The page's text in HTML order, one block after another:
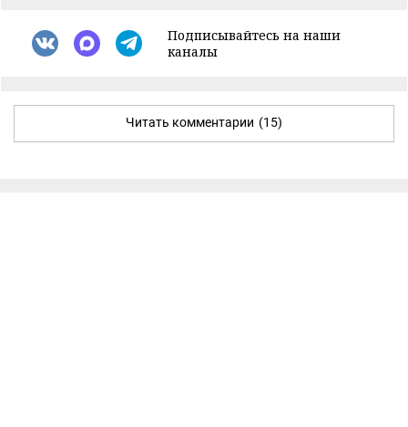
Подписывайтесь на наши
каналы
Читать комментарии (15)